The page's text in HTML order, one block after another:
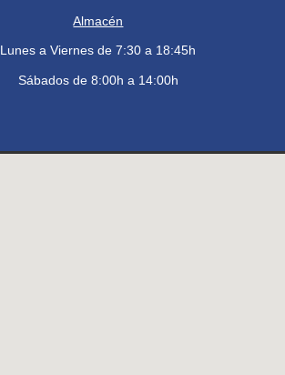
Almacén
Lunes a Viernes de 7:30 a 18:45h
Sábados de 8:00h a 14:00h